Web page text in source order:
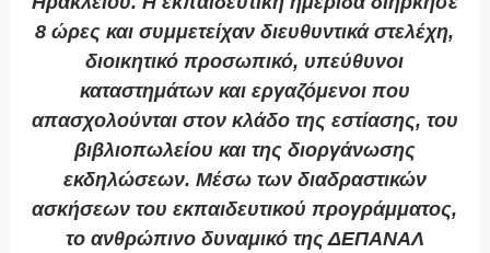
8 ώρες και συμμετείχαν διευθυντικά στελέχη,
διοικητικό προσωπικό, υπεύθυνοι
καταστημάτων και εργαζόμενοι που
απασχολούνται στον κλάδο της εστίασης, του
βιβλιοπωλείου και της διοργάνωσης
εκδηλώσεων. Μέσω των διαδραστικών
ασκήσεων του εκπαιδευτικού προγράμματος,
το ανθρώπινο δυναμικό της ΔΕΠΑΝΑΛ